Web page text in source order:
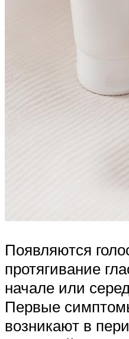
Появляются
протягивание
начале или
Первые
возникают в